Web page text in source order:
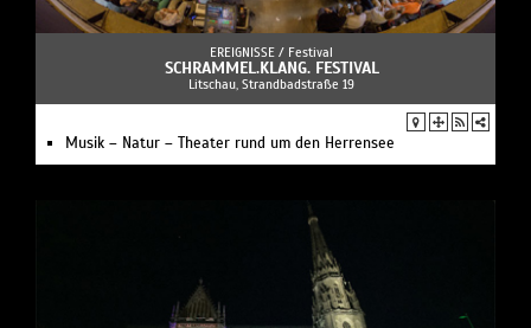
EREIGNISSE / Festival
SCHRAMMEL.KLANG. FESTIVAL
Litschau, Strandbadstraße 19
Musik – Natur – Theater rund um den Herrensee